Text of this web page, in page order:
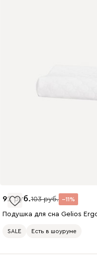
92 103 11
Подушка для сна Gelios
SALE Есть в шоуруме